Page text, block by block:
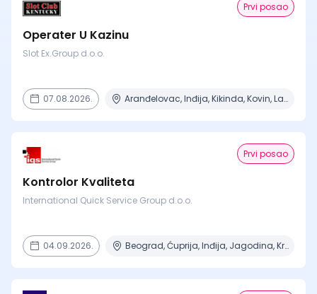
Prvi posao
Operater U Kazinu
Slot Ex.Group d.o.o.
07.08.2026. Aranđelovac, Inđija, Kikinda, Kovin, Lazarevac + 12 mesta
Prvi posao
Kontrolor Kvaliteta
International Quick Service Group d.o.o.
04.09.2026. Beograd, Ćuprija, Inđija, Jagodina, Kragujevac + 14 mesta